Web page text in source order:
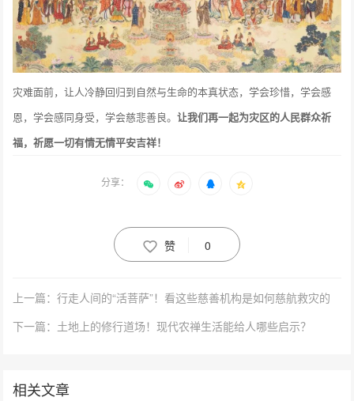
灾难面前，让人冷静回归到自然与生命的本真状态，学会珍惜，学会感
恩，学会感同身受，学会慈悲善良。让我们再一起为灾区的人民群众祈
福，祈愿一切有情无情平安吉祥！
分享：
赞 0
上一篇：行走人间的“活菩萨”！看这些慈善机构是如何慈航救灾的
下一篇：土地上的修行道场！现代农禅生活能给人哪些启示？
相关文章